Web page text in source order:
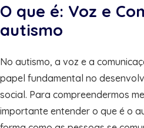
O que é: Voz e
autismo
No autismo, a voz e a
papel fundamental no
social. Para compreendermos
importante entender o que é o